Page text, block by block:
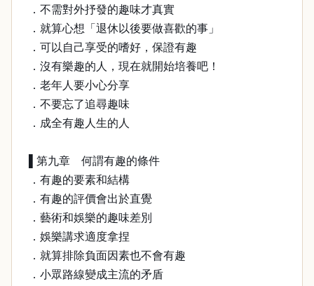
．不需對外抒發的趣味才真實
．就算心想「退休以後要做喜歡的事」
．可以自己享受的嗜好，保證有趣
．沒有樂趣的人，現在就開始培養吧！
．老年人要小心分享
．不要忘了追尋趣味
．成全有趣人生的人
▌第九章 何謂有趣的條件
．有趣的要素和結構
．有趣的評價會出於直覺
．藝術和娛樂的趣味差別
．娛樂講求適度拿捏
．就算排除負面因素也不會有趣
．小眾路線變成主流的矛盾